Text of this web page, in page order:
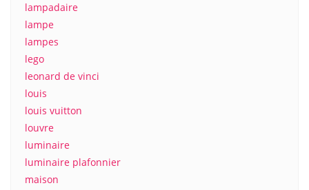
lampadaire
lampe
lampes
lego
leonard de vinci
louis
louis vuitton
louvre
luminaire
luminaire plafonnier
maison